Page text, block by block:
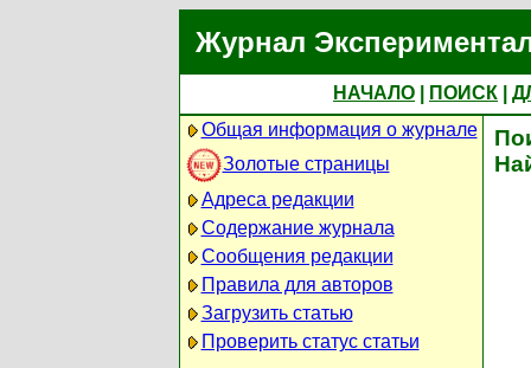
Журнал
НАЧАЛО ПОИСК
Общая информация о журнале
Золотые страницы
Адреса редакции
Содержание журнала
Сообщения редакции
Правила для авторов
Загрузить статью
Проверить статус статьи